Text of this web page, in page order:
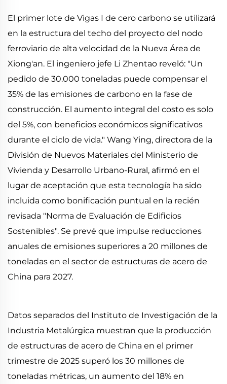
El primer lote de Vigas I de cero carbono se utilizará
en la estructura del techo del proyecto del nodo
ferroviario de alta velocidad de la Nueva Área de
Xiong'an. El ingeniero jefe Li Zhentao reveló: "Un
pedido de 30.000 toneladas puede compensar el
35% de las emisiones de carbono en la fase de
construcción. El aumento integral del costo es solo
del 5%, con beneficios económicos significativos
durante el ciclo de vida." Wang Ying, directora de la
División de Nuevos Materiales del Ministerio de
Vivienda y Desarrollo Urbano-Rural, afirmó en el
lugar de aceptación que esta tecnología ha sido
incluida como bonificación puntual en la recién
revisada "Norma de Evaluación de Edificios
Sostenibles". Se prevé que impulse reducciones
anuales de emisiones superiores a 20 millones de
toneladas en el sector de estructuras de acero de
China para 2027.
Datos separados del Instituto de Investigación de la
Industria Metalúrgica muestran que la producción
de estructuras de acero de China en el primer
trimestre de 2025 superó los 30 millones de
toneladas métricas, un aumento del 18% en